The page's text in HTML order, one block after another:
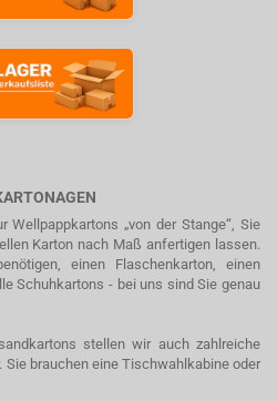
„von der Stange“, Sie
Karton nach Maß anfertigen lassen.
einen Flaschenkarton, einen
Schuhkartons - bei uns sind Sie genau
stellen wir auch zahlreiche
Sie brauchen eine Tischwahlkabine oder